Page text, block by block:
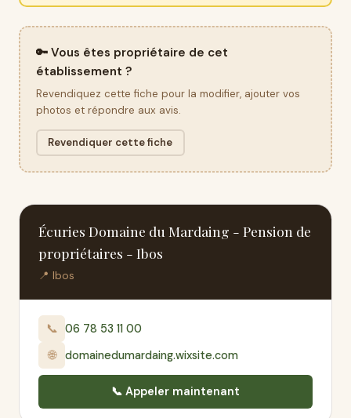
🔑 Vous êtes propriétaire de cet
établissement ?
Revendiquez cette fiche pour la modifier, ajouter vos
photos et répondre aux avis.
Revendiquer cette fiche
Écuries Domaine du Mardaing - Pension de
propriétaires - Ibos
📍 Ibos
📞 06 78 53 11 00
🌐 domainedumardaing.wixsite.com
📞 Appeler maintenant